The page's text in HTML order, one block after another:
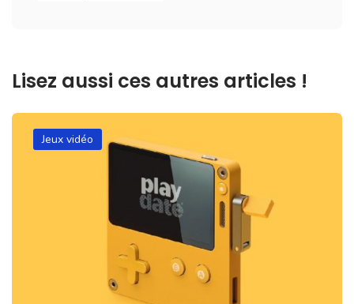
Lisez aussi ces autres articles !
Jeux vidéo